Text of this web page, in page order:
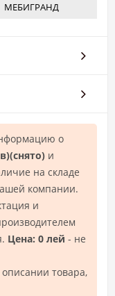
МЕБИГРАНД
о
и
на складе
компании.
и
Цена: 0 лей - не
товара,